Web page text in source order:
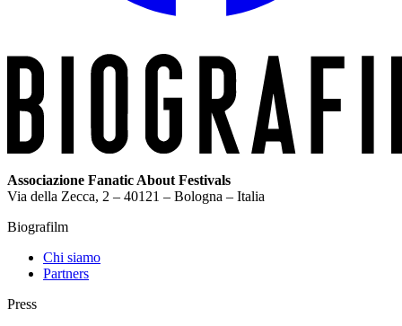
Associazione Fanatic About Festivals
Via della Zecca, 2 – 40121 – Bologna – Italia
Biografilm
Chi siamo
Partners
Press